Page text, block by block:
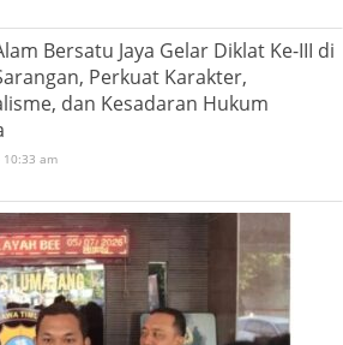
Bersatu Jaya Gelar Diklat Ke-III di
Perkuat Karakter,
dan Kesadaran Hukum
10:33 am